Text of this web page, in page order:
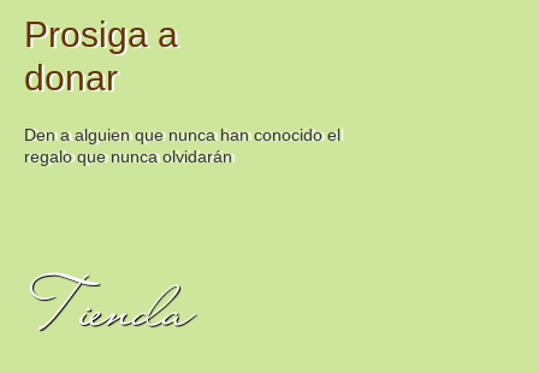
Prosiga a
donar
Den a alguien que nunca han conocido el
regalo que nunca olvidarán
Tienda